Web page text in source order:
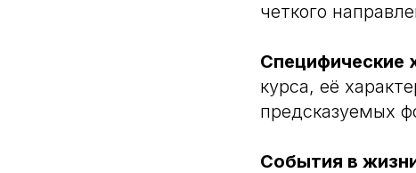
четкого
Специфические
курса, её
предсказуемых
События в